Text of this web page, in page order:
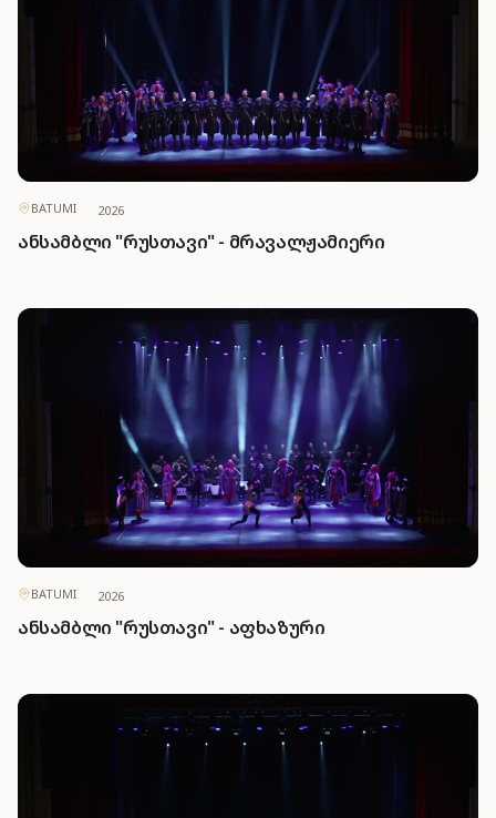
BATUMI · 2026
ანსამბლი "რუსთავი" - მრავალჟამიერი
BATUMI · 2026
ანსამბლი "რუსთავი" - აფხაზური